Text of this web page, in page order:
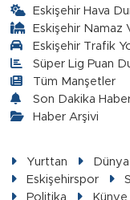
Eskişehir Hava
Eskişehir Namaz
Eskişehir Trafik
Süper Lig Puan
Tüm Manşetler
Son Dakika
Haber Arşivi
Yurttan Dünya
Eskişehirspor
Politika
Künye